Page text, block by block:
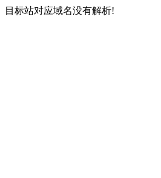
目标站对应域名没有解析!